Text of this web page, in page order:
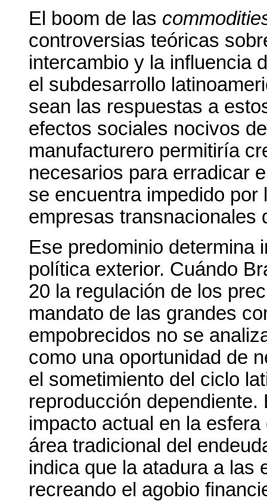
El boom de las
controversias teóricas
intercambio y la influencia
el subdesarrollo
sean las respuestas a
efectos sociales nocivos
manufacturero permitiría
necesarios para erradicar
se encuentra impedido
empresas transnacionales
Ese predominio determina
política exterior. Cuándo
20 la regulación de los
mandato de las grandes
empobrecidos no se
como una oportunidad de
el sometimiento del ciclo
reproducción
impacto actual en la
área tradicional del
indica que la atadura a las
recreando el agobio